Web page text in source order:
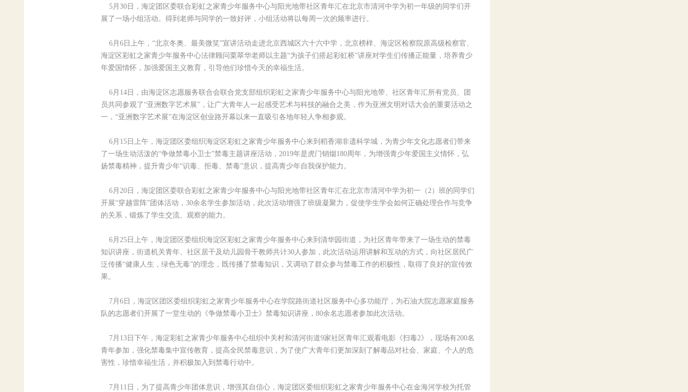
5月30日，海淀团区委联合彩虹之家青少年服务中心与阳光地带社区青年汇在北京市清河中学为初一年级的同学们开
展了一场小组活动。得到老师与同学的一致好评，小组活动将以每周一次的频率进行。
6月6日上午，“北京冬奥、最美微笑”宣讲活动走进北京西城区六十六中学，北京榜样、海淀区检察院原高级检察官、
海淀区彩虹之家青少年服务中心法律顾问栗翠华老师以主题“为孩子们搭起彩虹桥”讲座对学生们传播正能量，培养青少
年爱国情怀，加强爱国主义教育，引导他们珍惜今天的幸福生活。
6月14日，由海淀区志愿服务联合会联合党支部组织彩虹之家青少年服务中心与阳光地带、社区青年汇所有党员、团
员共同参观了“亚洲数字艺术展”，让广大青年人一起感受艺术与科技的融合之美，作为亚洲文明对话大会的重要活动之
一，“亚洲数字艺术展”在海淀区创业路开幕以来一直吸引各地年轻人争相参观。
6月15日上午，海淀团区委组织海淀区彩虹之家青少年服务中心来到稻香湖非遗科学城，为青少年文化志愿者们带来
了一场生动活泼的“争做禁毒小卫士”禁毒主题讲座活动，2019年是虎门销烟180周年，为增强青少年爱国主义情怀，弘
扬禁毒精神，提升青少年“识毒、拒毒、禁毒”意识，提高青少年自我保护能力。
6月20日，海淀团区委联合彩虹之家青少年服务中心与阳光地带社区青年汇在北京市清河中学为初一（2）班的同学们
开展“穿越雷阵”团体活动，30余名学生参加活动，此次活动增强了班级凝聚力，促使学生学会如何正确处理合作与竞争
的关系，锻炼了学生交流、观察的能力。
6月25日上午，海淀团区委组织海淀区彩虹之家青少年服务中心来到清华园街道，为社区青年带来了一场生动的禁毒
知识讲座，街道机关青年、社区居干及幼儿园骨干教师共计30人参加，此次活动运用讲解和互动的方式，向社区居民广
泛传播“健康人生，绿色无毒”的理念，既传播了禁毒知识，又调动了群众参与禁毒工作的积极性，取得了良好的宣传效
果。
7月6日，海淀区团区委组织彩虹之家青少年服务中心在学院路街道社区服务中心多功能厅，为石油大院志愿家庭服务
队的志愿者们开展了一堂生动的《争做禁毒小卫士》禁毒知识讲座，80余名志愿者参加此次活动。
7月13日下午，海淀彩虹之家青少年服务中心组织中关村和清河街道9家社区青年汇观看电影《扫毒2》，现场有200名
青年参加，强化禁毒集中宣传教育，提高全民禁毒意识，为了使广大青年们更加深刻了解毒品对社会、家庭、个人的危
害性，珍惜幸福生活，并积极加入到禁毒行动中。
7月11日，为了提高青少年团体意识，增强其自信心，海淀团区委组织彩虹之家青少年服务中心在金海河学校为托管